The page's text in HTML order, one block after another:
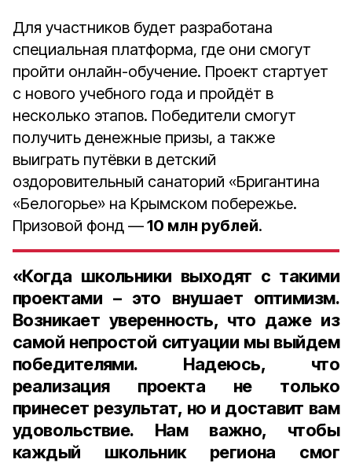
Для участников будет разработана
специальная платформа, где они смогут
пройти онлайн-обучение. Проект стартует
с нового учебного года и пройдёт в
несколько этапов. Победители смогут
получить денежные призы, а также
выиграть путёвки в детский
оздоровительный санаторий «Бригантина
«Белогорье» на Крымском побережье.
Призовой фонд —10 млн рублей.
«Когда школьники выходят с такими
проектами – это внушает оптимизм.
Возникает уверенность, что даже из
самой непростой ситуации мы выйдем
победителями. Надеюсь, что
реализация проекта не только
принесет результат, но и доставит вам
удовольствие. Нам важно, чтобы
каждый школьник региона смог